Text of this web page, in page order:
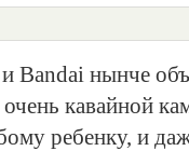
Bandai нынче
очень кавайной
ребенку, и